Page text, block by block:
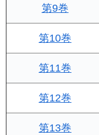
第9巻
第10巻
第11巻
第12巻
第13巻